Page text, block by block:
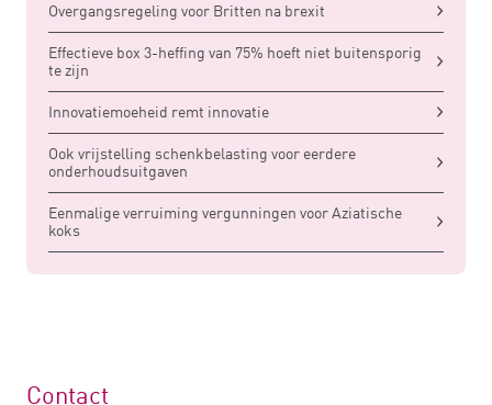
Overgangsregeling voor Britten na brexit
Effectieve box 3-heffing van 75% hoeft niet buitensporig
te zijn
Innovatiemoeheid remt innovatie
Ook vrijstelling schenkbelasting voor eerdere
onderhoudsuitgaven
Eenmalige verruiming vergunningen voor Aziatische
koks
Contact